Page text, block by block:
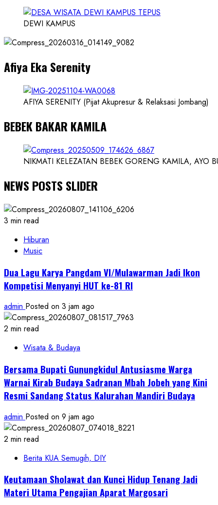
Konsep
Karnus
Dokter
Ilmuwan
DEWI KAMPUS
Afiya Eka Serenity
AFIYA SERENITY (Pijat Akupresur & Relaksasi Jombang)
BEBEK BAKAR KAMILA
NIKMATI KELEZATAN BEBEK GORENG KAMILA, AYO
NEWS POSTS SLIDER
3 min read
Hiburan
Music
Dua Lagu Karya Pangdam VI/Mulawarman Jadi Ikon
Kompetisi Menyanyi HUT ke-81 RI
admin Posted on 3 jam ago
2 min read
Wisata & Budaya
Bersama Bupati Gunungkidul Antusiasme Warga
Warnai Kirab Budaya Sadranan Mbah Jobeh yang Kini
Resmi Sandang Status Kalurahan Mandiri Budaya
admin Posted on 9 jam ago
2 min read
Berita KUA Semugih, DIY
Keutamaan Sholawat dan Kunci Hidup Tenang Jadi
Materi Utama Pengajian Aparat Margosari